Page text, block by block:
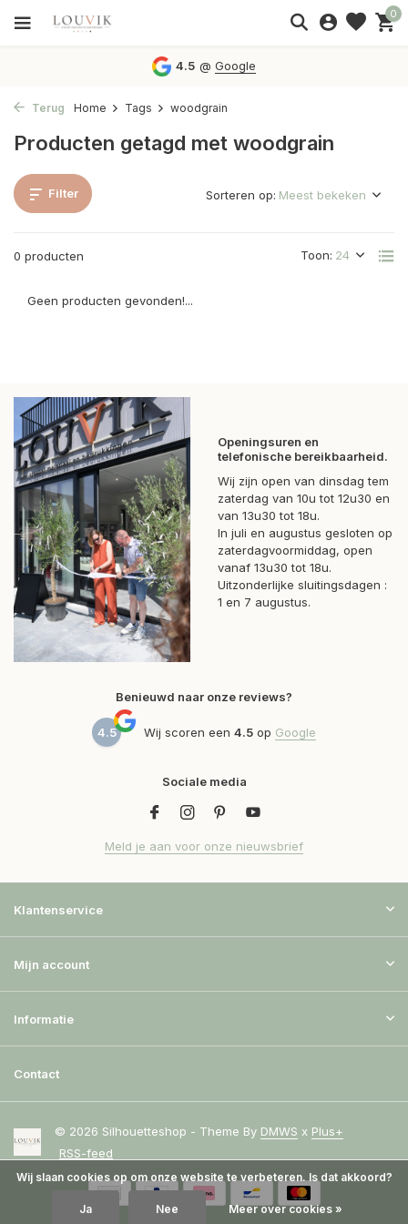
0
4.5 @Google
Terug Home Tags woodgrain
Producten getagd met woodgrain
Filter
0 producten Toon:
Sorteren op:
Geen producten gevonden!...
Openingsuren en
telefonische bereikbaarheid.
Wij zijn open van dinsdag tem
zaterdag van 10u tot 12u30 en
van 13u30 tot 18u.
In juli en augustus gesloten op
zaterdagvoormiddag, open
vanaf 13u30 tot 18u.
Uitzonderlijke sluitingsdagen :
1 en 7 augustus.
Benieuwd naar onze reviews?
4.5 Wij scoren een 4.5 op Google
Sociale media
Meld je aan voor onze nieuwsbrief
Klantenservice
Mijn account
Informatie
Contact
© 2026 Silhouetteshop - Theme By DMWS x Plus+
RSS-feed
Wij slaan cookies op om onze website te verbeteren. Is dat akkoord?
Ja Nee Meer over cookies »